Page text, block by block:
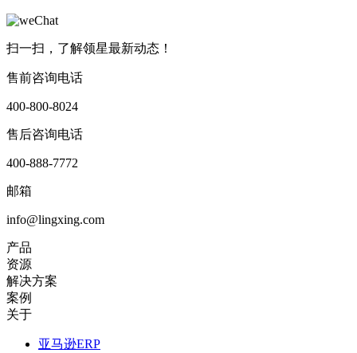
扫一扫，了解领星最新动态！
售前咨询电话
400-800-8024
售后咨询电话
400-888-7772
邮箱
info@lingxing.com
产品
资源
解决方案
案例
关于
亚马逊ERP